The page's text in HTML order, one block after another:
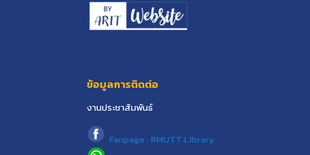
ข้อมูลการติดต่อ
งานประชาสัมพันธ์
Fanpage : RMUTT.Library